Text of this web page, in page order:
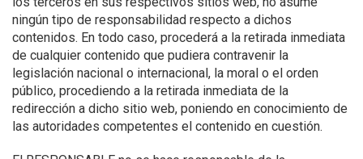
ningún tipo de responsabilidad respecto a dichos
contenidos. En todo caso, procederá a la retirada inmediata
de cualquier contenido que pudiera contravenir la
legislación nacional o internacional, la moral o el orden
público, procediendo a la retirada inmediata de la
redirección a dicho sitio web, poniendo en conocimiento de
las autoridades competentes el contenido en cuestión.